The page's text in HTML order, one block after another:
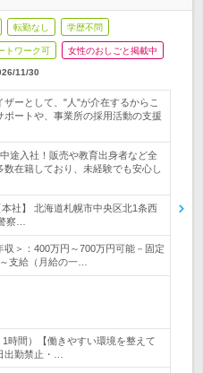
転勤なし 学歴不問
トワーク可 女性のおしごと掲載中
11/30
ーとして、"人"が介在するからこ
ポートや、事業所の採用活動の支援
途入社！販売や教育出身者など全
数在籍しており、未経験でも安心し
本社】 北海道札幌市中央区北1条西
察…
収＞：400万円～700万円可能－固定
支給（月給の一…
時間）【働きやすい環境を整えて
出勤禁止・…